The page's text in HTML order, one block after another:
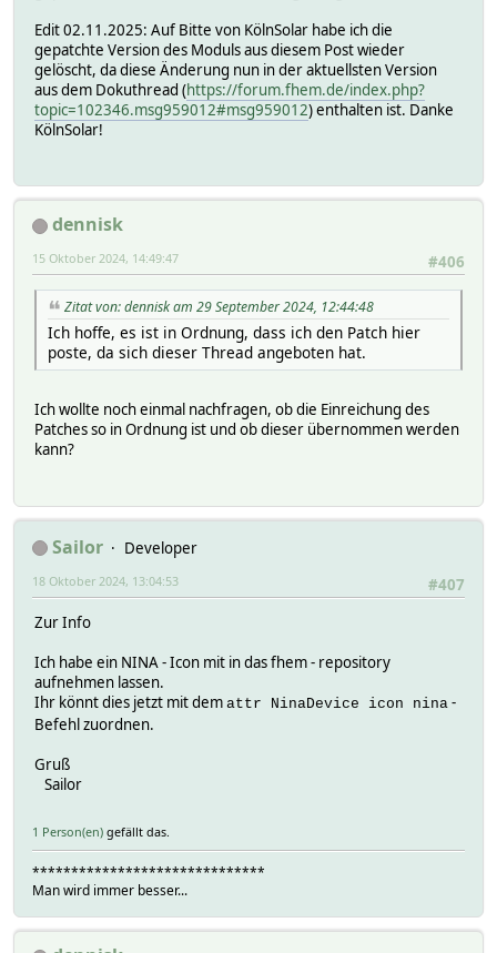
Edit 02.11.2025: Auf Bitte von KölnSolar habe ich die
gepatchte Version des Moduls aus diesem Post wieder
gelöscht, da diese Änderung nun in der aktuellsten Version
aus dem Dokuthread (https://forum.fhem.de/index.php?
topic=102346.msg959012#msg959012) enthalten ist. Danke
KölnSolar!
dennisk
#406
15 Oktober 2024, 14:49:47
Zitat von: dennisk am 29 September 2024, 12:44:48
Ich hoffe, es ist in Ordnung, dass ich den Patch hier
poste, da sich dieser Thread angeboten hat.
Ich wollte noch einmal nachfragen, ob die Einreichung des
Patches so in Ordnung ist und ob dieser übernommen werden
kann?
Sailor
Developer
#407
18 Oktober 2024, 13:04:53
Zur Info
Ich habe ein NINA - Icon mit in das fhem - repository
aufnehmen lassen.
Ihr könnt dies jetzt mit dem attr NinaDevice icon nina -
Befehl zuordnen.
Gruß
Sailor
1 Person(en) gefällt das.
******************************
Man wird immer besser...